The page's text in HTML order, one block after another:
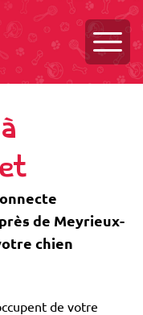
de Meyrieux-
chien
de votre